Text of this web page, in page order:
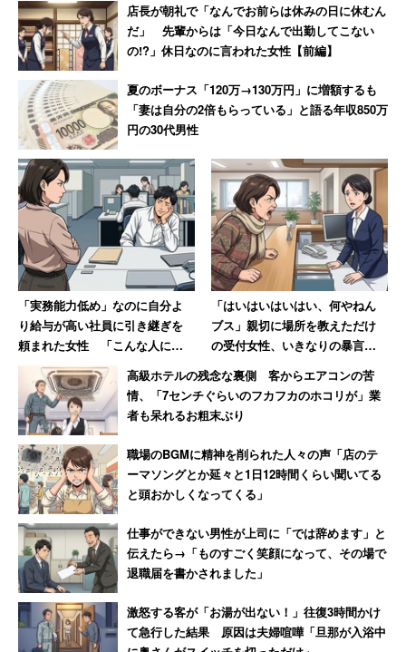
店長が朝礼で「なんでお前らは休みの日に休むん
だ」 先輩からは「今日なんで出勤してこない
の!?」休日なのに言われた女性【前編】
夏のボーナス「120万→130万円」に増額するも
「妻は自分の2倍もらっている」と語る年収850万
円の30代男性
「実務能力低め」なのに自分よ
り給与が高い社員に引き継ぎを
頼まれた女性 「こんな人に誰
がモノを教えるか！」とウンザ
「はいはいはいはい、何やねん
ブス」親切に場所を教えただけ
の受付女性、いきなりの暴言に
高級ホテルの残念な裏側 客からエアコンの苦
情、「7センチぐらいのフカフカのホコリが」業
者も呆れるお粗末ぶり
職場のBGMに精神を削られた人々の声「店のテ
ーマソングとか延々と1日12時間くらい聞いてる
と頭おかしくなってくる」
仕事ができない男性が上司に「では辞めます」と
伝えたら→「ものすごく笑顔になって、その場で
退職届を書かされました」
激怒する客が「お湯が出ない！」往復3時間かけ
て急行した結果 原因は夫婦喧嘩「旦那が入浴中